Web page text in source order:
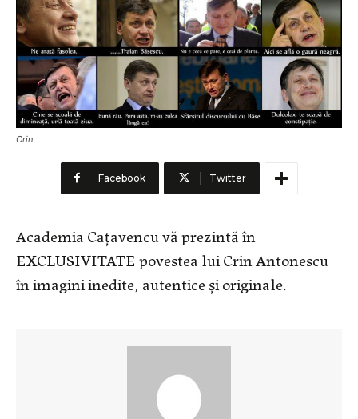
Crin
Facebook Twitter
Academia Cațavencu vă prezintă în
EXCLUSIVITATE povestea lui Crin Antonescu
în imagini inedite, autentice și originale.